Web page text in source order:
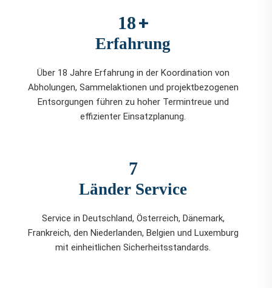
18+
Erfahrung
Über 18 Jahre Erfahrung in der Koordination von
Abholungen, Sammelaktionen und projektbezogenen
Entsorgungen führen zu hoher Termintreue und
effizienter Einsatzplanung.
7
Länder Service
Service in Deutschland, Österreich, Dänemark,
Frankreich, den Niederlanden, Belgien und Luxemburg
mit einheitlichen Sicherheitsstandards.